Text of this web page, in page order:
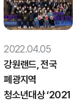
2022.04.05
강원랜드, 전국
폐광지역
청소년대상 ‘2021